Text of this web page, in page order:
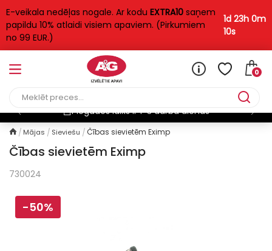
E-veikala nedēļas nogale. Ar kodu EXTRA10 saņem
papildu 10% atlaidi visiem apaviem. (Pirkumiem
no 99 EUR.)
1d 23h 0m
10s
0
Piegādes laiks ir 1-3 darba dienas
Mājas Sieviešu Čības sievietēm Eximp
Čības sievietēm Eximp
730024
-50%